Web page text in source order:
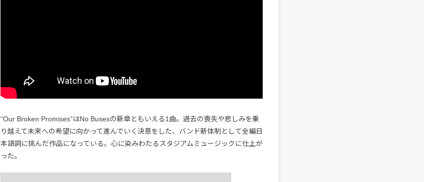
“Our Broken Promises”はNo Busesの新章ともいえる1曲。過去の喪失や悲しみを乗
り越えて未来への希望に向かって進んでいく決意をした、バンド新体制として全編日
本語詞に挑んだ作品になっている。心に染みわたるスタジアムミュージックに仕上が
った。